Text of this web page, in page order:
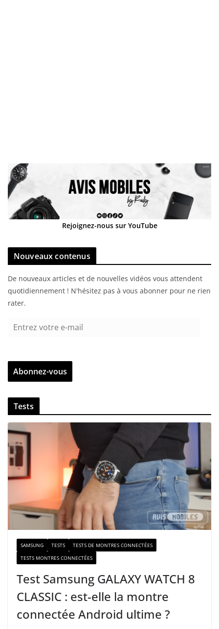
Rejoignez-nous sur YouTube
Nouveaux contenus
De nouveaux articles et de nouvelles vidéos vous attendent
quotidiennement ! N'hésitez pas à vous abonner pour ne rien
rater.
r
z
v
t
r
e
e
m
i
Abonnez-vous
Tests
SAMSUNG TESTS
TESTS DE MONTRES CONNECTÉES
TESTS MONTRES CONNECTÉES
Test Samsung GALAXY WATCH 8
CLASSIC : est-elle la montre
connectée Android ultime ?